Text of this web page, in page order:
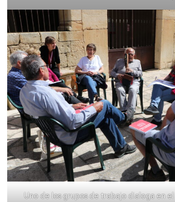
Uno de los grupos de trabajo dialoga en